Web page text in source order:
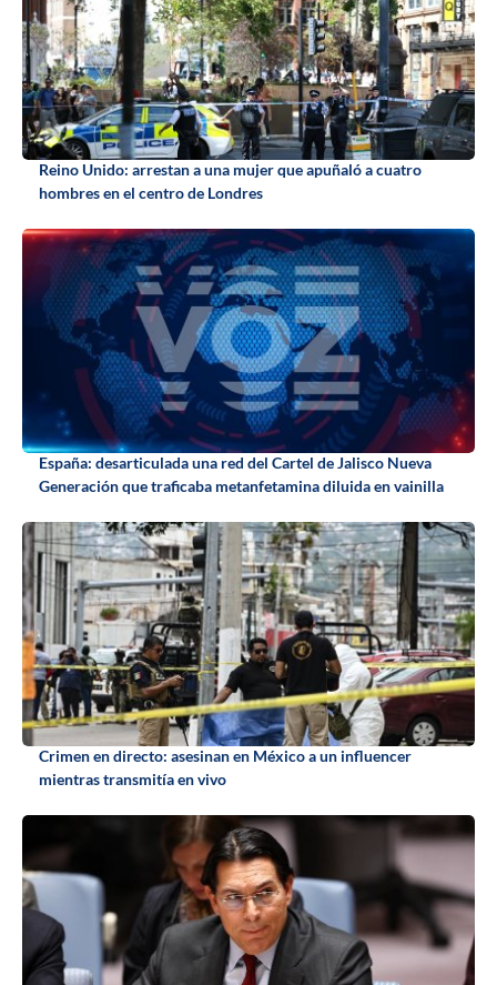
Reino Unido: arrestan a una mujer que apuñaló a cuatro
hombres en el centro de Londres
España: desarticulada una red del Cartel de Jalisco Nueva
Generación que traficaba metanfetamina diluida en vainilla
Crimen en directo: asesinan en México a un influencer
mientras transmitía en vivo